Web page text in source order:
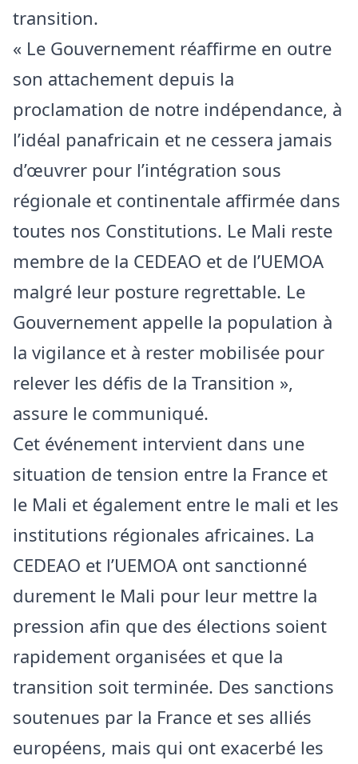
transition.
« Le Gouvernement réaffirme en outre
son attachement depuis la
proclamation de notre indépendance, à
l’idéal panafricain et ne cessera jamais
d’œuvrer pour l’intégration sous
régionale et continentale affirmée dans
toutes nos Constitutions. Le Mali reste
membre de la CEDEAO et de l’UEMOA
malgré leur posture regrettable. Le
Gouvernement appelle la population à
la vigilance et à rester mobilisée pour
relever les défis de la Transition »,
assure le communiqué.
Cet événement intervient dans une
situation de tension entre la France et
le Mali et également entre le mali et les
institutions régionales africaines. La
CEDEAO et l’UEMOA ont sanctionné
durement le Mali pour leur mettre la
pression afin que des élections soient
rapidement organisées et que la
transition soit terminée. Des sanctions
soutenues par la France et ses alliés
européens, mais qui ont exacerbé les